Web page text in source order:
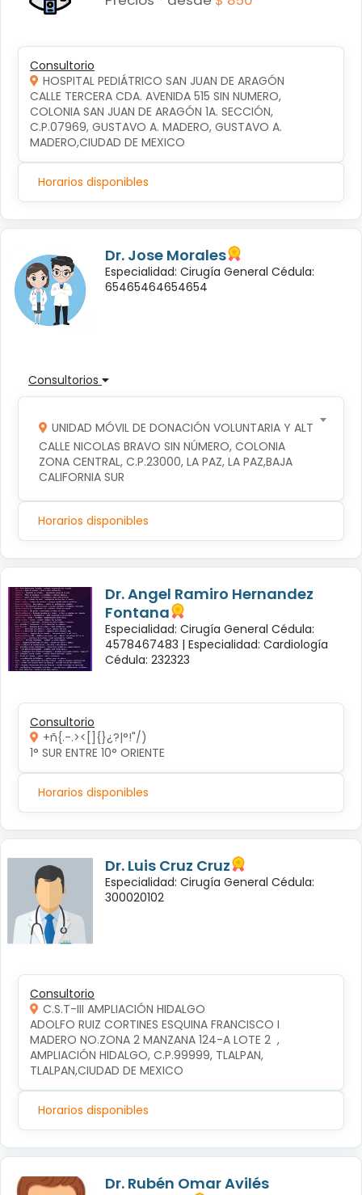
Consultorio
HOSPITAL PEDIÁTRICO SAN JUAN DE ARAGÓN
CALLE TERCERA CDA. AVENIDA 515 SIN NUMERO,
COLONIA SAN JUAN DE ARAGÓN 1A. SECCIÓN,
C.P.07969, GUSTAVO A. MADERO, GUSTAVO A.
MADERO,CIUDAD DE MEXICO
Horarios disponibles
Dr. Jose Morales
Especialidad: Cirugía General Cédula:
65465464654654
Consultorios
UNIDAD MÓVIL DE DONACIÓN VOLUNTARIA Y ALTRUISTA
CALLE NICOLAS BRAVO SIN NÚMERO, COLONIA
ZONA CENTRAL, C.P.23000, LA PAZ, LA PAZ,BAJA
CALIFORNIA SUR
Horarios disponibles
Dr. Angel Ramiro Hernandez
Fontana
Especialidad: Cirugía General Cédula:
4578467483 | Especialidad: Cardiología
Cédula: 232323
Consultorio
+ñ{.-.><[]{}¿?|°!"/)
1° SUR ENTRE 10° ORIENTE
Horarios disponibles
Dr. Luis Cruz Cruz
Especialidad: Cirugía General Cédula:
300020102
Consultorio
C.S.T-III AMPLIACIÓN HIDALGO
ADOLFO RUIZ CORTINES ESQUINA FRANCISCO I
MADERO NO.ZONA 2 MANZANA 124-A LOTE 2  ,
AMPLIACIÓN HIDALGO, C.P.99999, TLALPAN,
TLALPAN,CIUDAD DE MEXICO
Horarios disponibles
Dr. Rubén Omar Avilés